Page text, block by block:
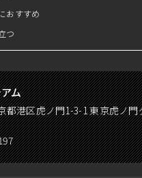
おすすめ
つ
ム
港区虎ノ門1-3-1 東京虎ノ門